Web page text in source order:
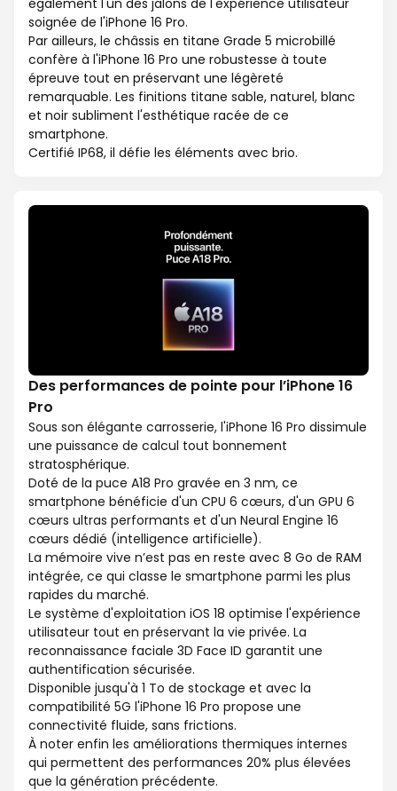
également l'un des jalons de l'expérience utilisateur
soignée de l'iPhone 16 Pro.
Par ailleurs, le châssis en titane Grade 5 microbillé
confère à l'iPhone 16 Pro une robustesse à toute
épreuve tout en préservant une légèreté
remarquable. Les finitions titane sable, naturel, blanc
et noir subliment l'esthétique racée de ce
smartphone.
Certifié IP68, il défie les éléments avec brio.
Des performances de pointe pour l’iPhone 16
Pro
Sous son élégante carrosserie, l'iPhone 16 Pro dissimule
une puissance de calcul tout bonnement
stratosphérique.
Doté de la puce A18 Pro gravée en 3 nm, ce
smartphone bénéficie d'un CPU 6 cœurs, d'un GPU 6
cœurs ultras performants et d'un Neural Engine 16
cœurs dédié (intelligence artificielle).
La mémoire vive n’est pas en reste avec 8 Go de RAM
intégrée, ce qui classe le smartphone parmi les plus
rapides du marché.
Le système d'exploitation iOS 18 optimise l'expérience
utilisateur tout en préservant la vie privée. La
reconnaissance faciale 3D Face ID garantit une
authentification sécurisée.
Disponible jusqu'à 1 To de stockage et avec la
compatibilité 5G l'iPhone 16 Pro propose une
connectivité fluide, sans frictions.
À noter enfin les améliorations thermiques internes
qui permettent des performances 20% plus élevées
que la génération précédente.